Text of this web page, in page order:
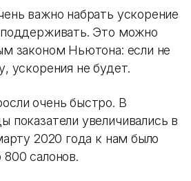
важно набрать ускорение
Это можно
законом Ньютона: если не
ускорения не будет.
очень быстро. В
показатели увеличивались в
2020 года к нам было
салонов.